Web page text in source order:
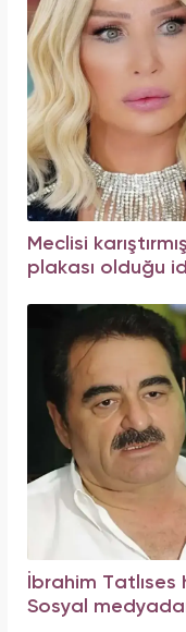
Meclisi
plakası olduğu
İbrahim Tatlıses
Sosyal